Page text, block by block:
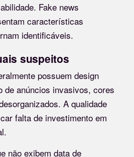
Fake news
características
identificáveis.
suspeitos
possuem design
de anúncios invasivos, cores
A qualidade
falta de investimento em
não exibem data de